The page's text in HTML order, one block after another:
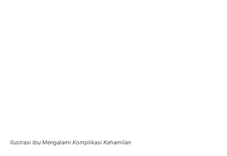
Ilustrasi Ibu Mengalami Komplikasi Kehamilan